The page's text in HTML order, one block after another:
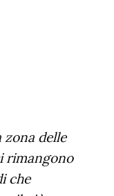
zona delle
rimangono
che